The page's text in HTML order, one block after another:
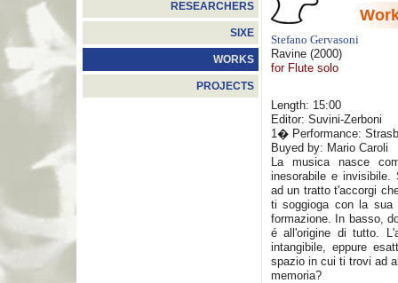
RESEARCHERS
SIXE
WORKS
PROJECTS
Stefano Gervasoni
Ravine (2000)
for Flute solo
Length: 15:00
Editor: Suvini-Zerboni
1� Performance:
Buyed by: Mario Caroli
La musica nasce
inesorabile e invisibile.
ad un tratto t'accorgi
ti soggioga con la sua
formazione. In basso,
é all'origine di tutto.
intangibile, eppure
spazio in cui ti trovi ad
memoria?